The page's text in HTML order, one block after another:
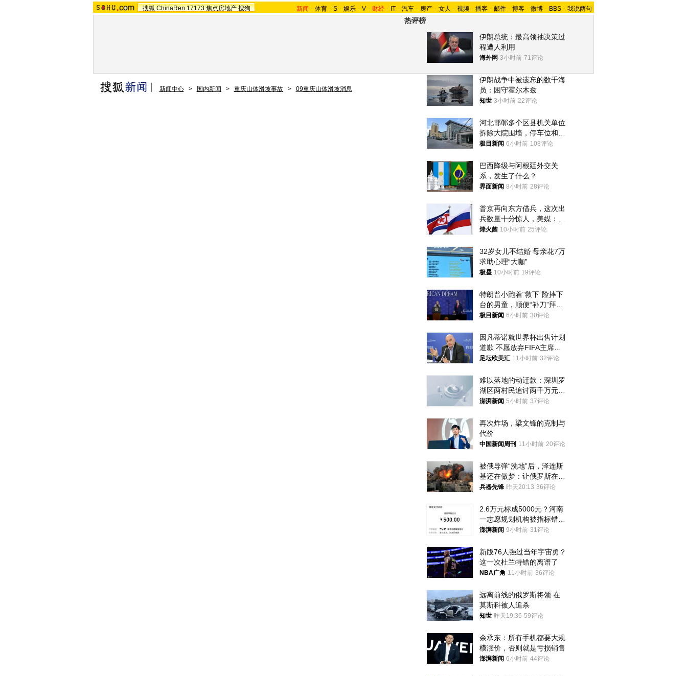
搜狐 ChinaRen 17173 焦点房地产 搜狗 新闻 - 体育 - S - 娱乐 - V - 财经 - IT - 汽车 - 房产 - 女人 - 视频 - 播客 - 邮件 - 博客 - 微博 - BBS - 我说两句
热评榜
伊朗总统：最高领袖决策过
程遭人利用
海外网 3小时前 71评论
伊朗战争中被遗忘的数千海
员：困守霍尔木兹
知世 3小时前 22评论
河北邯郸多个区县机关单位
拆除大院围墙，停车位和厕
所免费开放，当地多部门回
极目新闻 6小时前 108评论
巴西降级与阿根廷外交关
系，发生了什么？
界面新闻 8小时前 28评论
普京再向东方借兵，这次出
兵数量十分惊人，美媒：俄
朝要动真格？
烽火菌 10小时前 25评论
32岁女儿不结婚 母亲花7万
求助心理“大咖”
极昼 10小时前 19评论
特朗普小跑着“救下”险摔下
台的男童，顺便“补刀”拜
登：“我可不想他像拜登一
极目新闻 6小时前 30评论
因凡蒂诺就世界杯出售计划
道歉 不愿放弃FIFA主席职
位
足坛欧美汇 11小时前 32评论
难以落地的动迁款：深圳罗
湖区两村民追讨两千万元动
迁款八年未果
澎湃新闻 5小时前 37评论
再次炸场，梁文锋的克制与
代价
中国新闻周刊 11小时前 20评论
被俄导弹“洗地”后，泽连斯
基还在做梦：让俄罗斯在冬
季前求和？
兵器先锋 昨天20:13 36评论
2.6万元标成5000元？河南
一志愿规划机构被指标错学
费致考生复读
澎湃新闻 9小时前 31评论
新版76人强过当年宇宙勇？
这一次杜兰特错的离谱了
NBA广角 11小时前 36评论
远离前线的俄罗斯将领 在
莫斯科被人追杀
知世 昨天19:36 59评论
余承东：所有手机都要大规
模涨价，否则就是亏损销售
澎湃新闻 6小时前 44评论
新闻中心 > 国内新闻 > 重庆山体滑坡事故 > 09重庆山体滑坡消息